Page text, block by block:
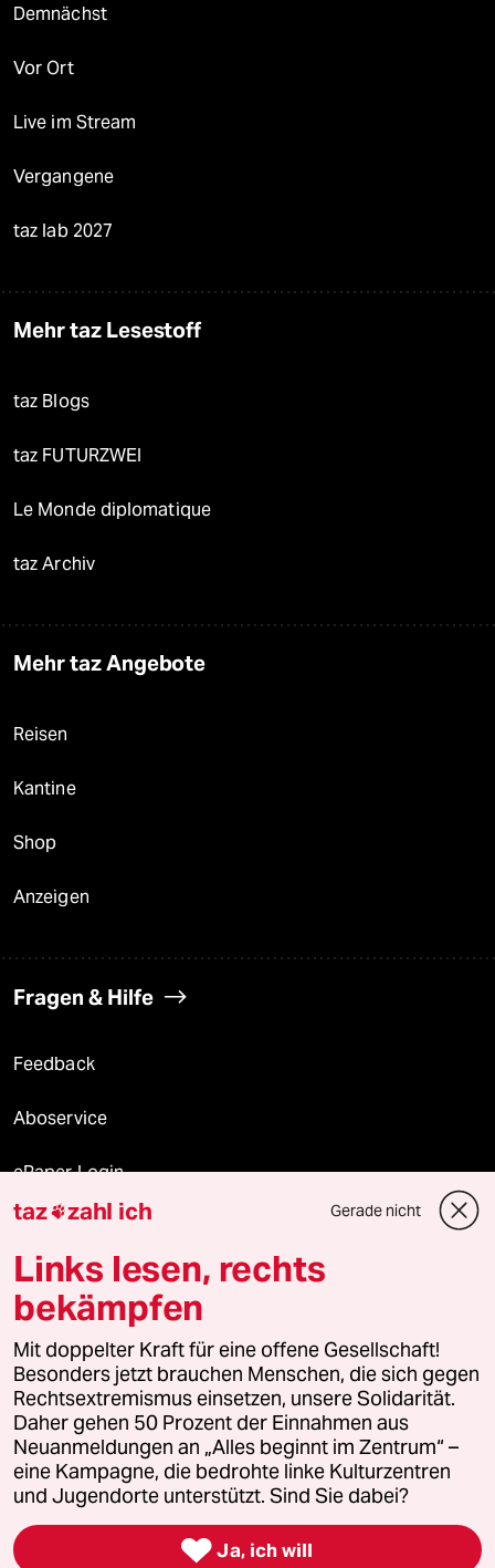
Demnächst
Vor Ort
Live im Stream
Vergangene
taz lab 2027
Mehr taz Lesestoff
taz Blogs
taz FUTURZWEI
Le Monde diplomatique
taz Archiv
Mehr taz Angebote
Reisen
Kantine
Shop
Anzeigen
Fragen & Hilfe
Feedback
Aboservice
ePaper Login
Downloads für Abonnierende
© 2026 taz Verlags und Vertriebs GmbH
Alle Rechte vorbehalten. Bei rechtlichen Fragen oder für Genehmigungen
wenden Sie sich bitte an
lizenzen@taz.de
Feedback Redaktionsstatut Kommune-Richtlinien
Leitlinie Informant Datenschutz Impressum AGB
Seitenwende Einwilligungen widerrufen (Ads)
taz zahl ich Gerade nicht
Links lesen, rechts
bekämpfen
Mit doppelter Kraft für eine offene Gesellschaft!
Besonders jetzt brauchen Menschen, die sich gegen
Rechtsextremismus einsetzen, unsere Solidarität.
Daher gehen 50 Prozent der Einnahmen aus
Neuanmeldungen an „Alles beginnt im Zentrum“ –
eine Kampagne, die bedrohte linke Kulturzentren
und Jugendorte unterstützt. Sind Sie dabei?
 Ja, ich will